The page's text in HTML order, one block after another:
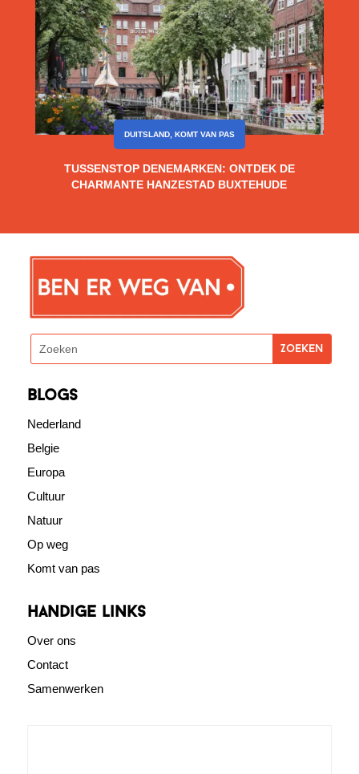
TUSSENSTOP DENEMARKEN: ONTDEK DE
CHARMANTE HANZESTAD BUXTEHUDE
DUITSLAND, KOMT VAN PAS
blogs
Nederland
Belgie
Europa
Cultuur
Natuur
Op weg
Komt van pas
Handige links
Over ons
Contact
Samenwerken